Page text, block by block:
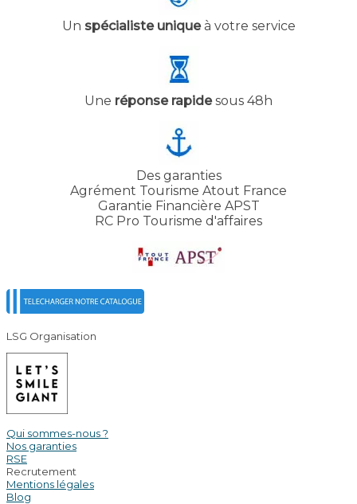
Un spécialiste uniqueà votre service
Une réponse rapidesous 48h
Des garanties
Agrément Tourisme Atout France
Garantie Financière APST
RC Pro Tourisme d'affaires
LSG Organisation
Qui sommes-nous ?
Nos garanties
RSE
Recrutement
Mentions légales
Blog